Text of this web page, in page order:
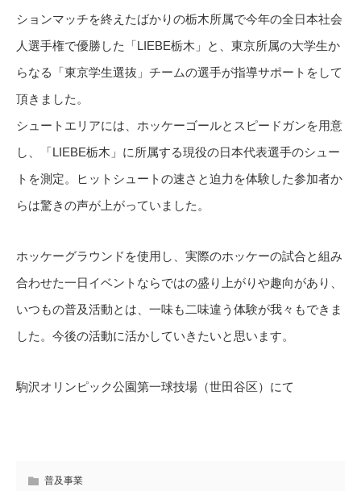
ションマッチを終えたばかりの栃木所属で今年の全日本社会
人選手権で優勝した「LIEBE栃木」と、東京所属の大学生か
らなる「東京学生選抜」チームの選手が指導サポートをして
頂きました。
シュートエリアには、ホッケーゴールとスピードガンを用意
し、「LIEBE栃木」に所属する現役の日本代表選手のシュー
トを測定。ヒットシュートの速さと迫力を体験した参加者か
らは驚きの声が上がっていました。
ホッケーグラウンドを使用し、実際のホッケーの試合と組み
合わせた一日イベントならではの盛り上がりや趣向があり、
いつもの普及活動とは、一味も二味違う体験が我々もできま
した。今後の活動に活かしていきたいと思います。
駒沢オリンピック公園第一球技場（世田谷区）にて
普及事業